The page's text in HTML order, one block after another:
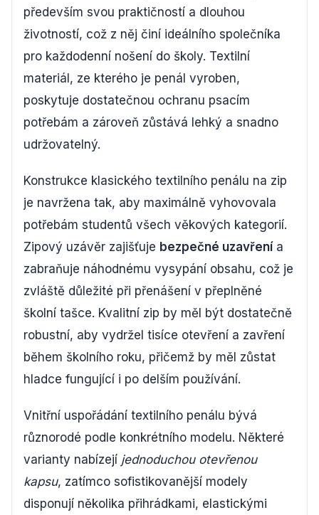
především svou praktičností a dlouhou
životností, což z něj činí ideálního společníka
pro každodenní nošení do školy. Textilní
materiál, ze kterého je penál vyroben,
poskytuje dostatečnou ochranu psacím
potřebám a zároveň zůstává lehký a snadno
udržovatelný.
Konstrukce klasického textilního penálu na zip
je navržena tak, aby maximálně vyhovovala
potřebám studentů všech věkových kategorií.
Zipový uzávěr zajišťuje bezpečné uzavřenía
zabraňuje náhodnému vysypání obsahu, což je
zvláště důležité při přenášení v přeplněné
školní tašce. Kvalitní zip by měl být dostatečně
robustní, aby vydržel tisíce otevření a zavření
během školního roku, přičemž by měl zůstat
hladce fungující i po delším používání.
Vnitřní uspořádání textilního penálu bývá
různorodé podle konkrétního modelu. Některé
varianty nabízejí jednoduchou otevřenou
kapsu, zatímco sofistikovanější modely
disponují několika přihrádkami, elastickými